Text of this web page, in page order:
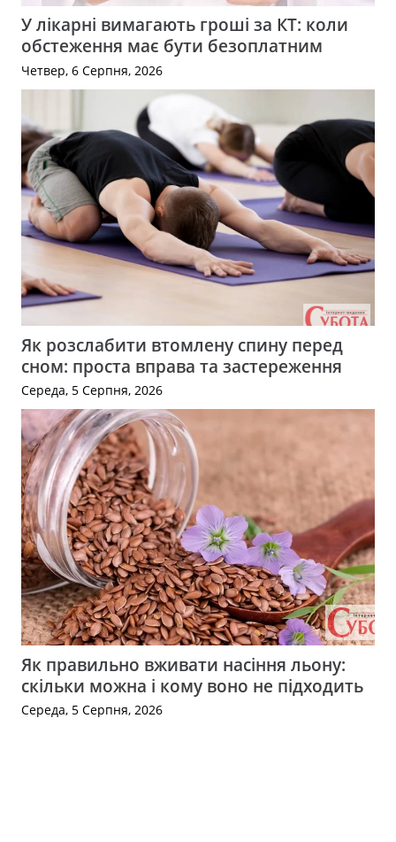
У лікарні вимагають гроші за КТ: коли
обстеження має бути безоплатним
Четвер, 6 Серпня, 2026
Як розслабити втомлену спину перед
сном: проста вправа та застереження
Середа, 5 Серпня, 2026
Як правильно вживати насіння льону:
скільки можна і кому воно не підходить
Середа, 5 Серпня, 2026